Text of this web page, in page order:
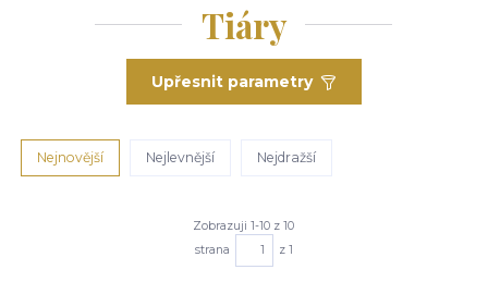
Tiáry
Upřesnit parametry
Nejnovější Nejlevnější Nejdražší
Zobrazuji 1-10 z 10
strana
z 1